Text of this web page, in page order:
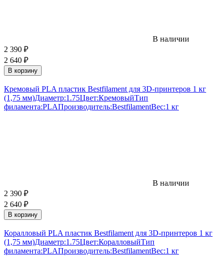
В наличии
2 390 ₽
2 640 ₽
В корзину
Кремовый PLA пластик Bestfilament для 3D-принтеров 1 кг
(1,75 мм)Диаметр:1.75Цвет:КремовыйТип
филамента:PLAПроизводитель:BestfilamentВес:1 кг
В наличии
2 390 ₽
2 640 ₽
В корзину
Коралловый PLA пластик Bestfilament для 3D-принтеров 1 кг
(1,75 мм)Диаметр:1.75Цвет:КоралловыйТип
филамента:PLAПроизводитель:BestfilamentВес:1 кг